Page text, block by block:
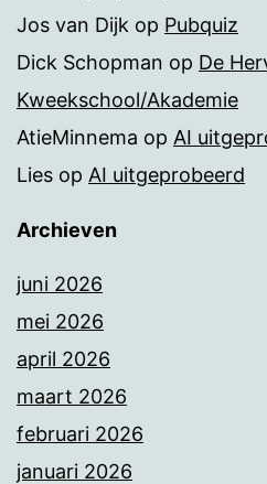
Jos van Dijk op Pubquiz
Dick Schopman op De
Kweekschool/Akademie
AtieMinnema op AI
Lies op AI uitgeprobeerd
Archieven
juni 2026
mei 2026
april 2026
maart 2026
februari 2026
januari 2026